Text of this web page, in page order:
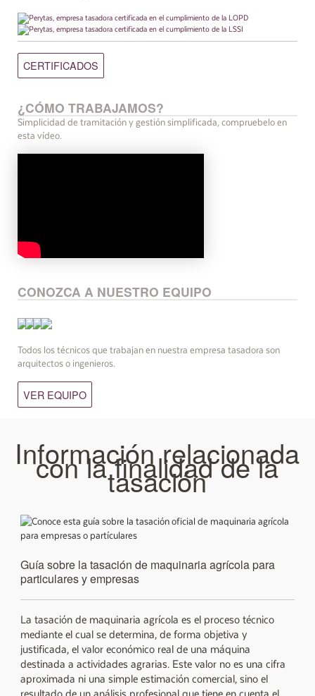
CERTIFICADOS
¿CÓMO TRABAJAMOS?
Simplicidad de tramitación y gestión simplificada, compruebelo en
esta vídeo.
CONOZCA A NUESTRO EQUIPO
Todos los técnicos que trabajan en nuestra empresa tasadora son
arquitectos o ingenieros.
VER EQUIPO
Información relacionada
con lafinalidad de la
tasación
Guía sobre la tasación de maquinaria agrícola para
particulares y empresas
La tasación de maquinaria agrícola es el proceso técnico
mediante el cual se determina, de forma objetiva y
justificada, el valor económico real de una máquina
destinada a actividades agrarias. Este valor no es una cifra
aproximada ni una simple estimación comercial, sino el